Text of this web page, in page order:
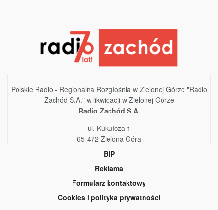
Polskie Radio - Regionalna Rozgłośnia w Zielonej Górze "Radio
Zachód S.A." w likwidacji w Zielonej Górze
Radio Zachód S.A.
ul. Kukułcza 1
65-472 Zielona Góra
BIP
Reklama
Formularz kontaktowy
Cookies i polityka prywatności